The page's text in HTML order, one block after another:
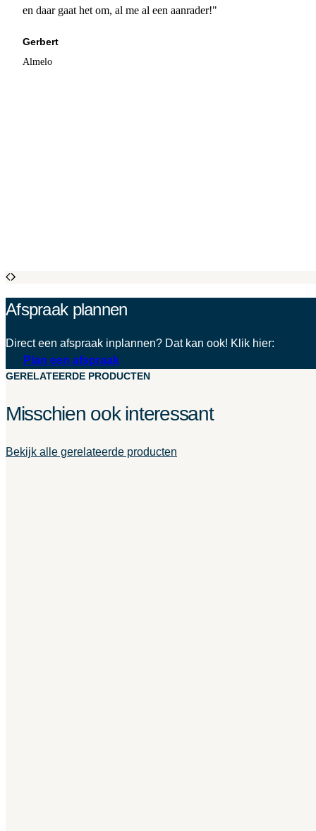
en daar gaat het om, al me al een aanrader!"
Gerbert
Almelo
Afspraak plannen
Direct een afspraak inplannen? Dat kan ook! Klik hier:
Plan een afspraak
GERELATEERDE PRODUCTEN
Misschien ook interessant
Bekijk alle gerelateerde producten